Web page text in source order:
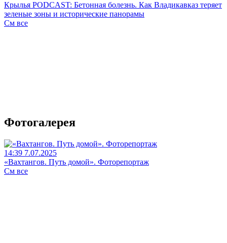
Крылья PODCAST: Бетонная болезнь. Как Владикавказ теряет
зеленые зоны и исторические панорамы
См все
Фотогалерея
14:39 7.07.2025
«Вахтангов. Путь домой». Фоторепортаж
См все